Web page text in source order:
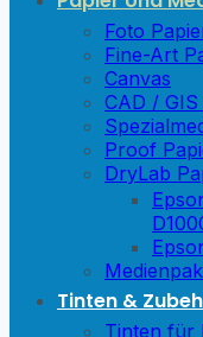
Foto
Fine-Art
Canvas
CAD / GIS
Proof
DryLab
Tinten &
Tinten für